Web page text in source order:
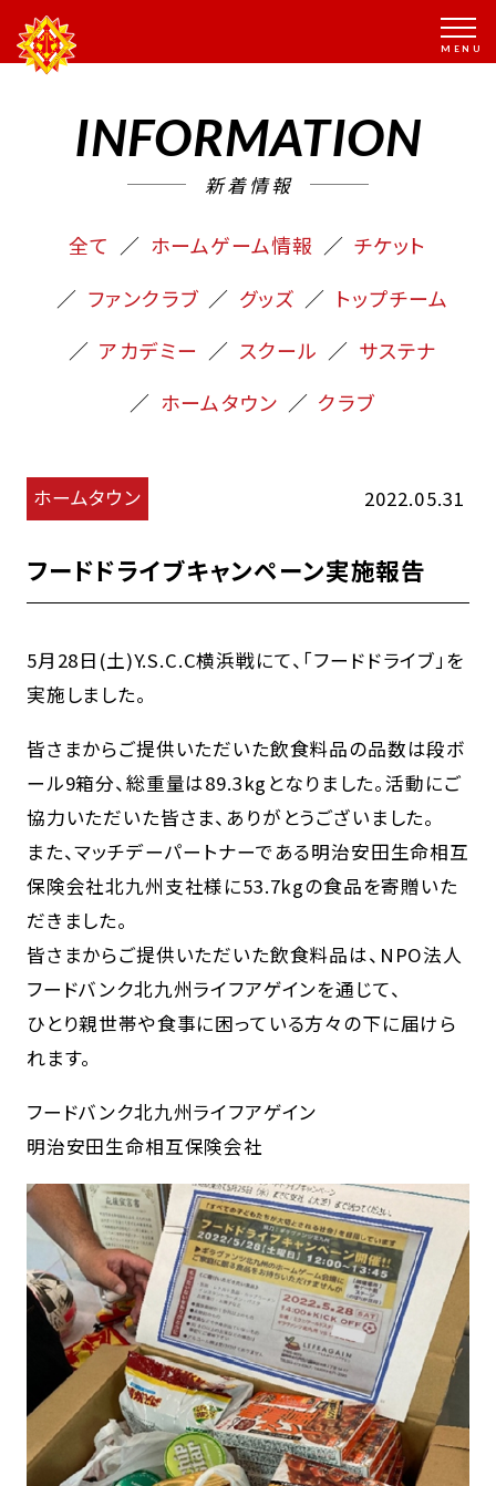
INFORMATION
新着情報
全て ホームゲーム情報
チケット
ファンクラブ
グッズ
トップチーム
アカデミー
スクール
サステナ
ホームタウン
クラブ
ホームタウン 2022.05.31
フードドライブキャンペーン実施報告
5月28日(土)Y.S.C.C横浜戦にて、「フードドライブ」を
実施しました。
皆さまからご提供いただいた飲食料品の品数は段ボ
ール9箱分、総重量は89.3kgとなりました。活動にご
協力いただいた皆さま、ありがとうございました。
また、マッチデーパートナーである明治安田生命相互
保険会社北九州支社様に53.7kgの食品を寄贈いた
だきました。
皆さまからご提供いただいた飲食料品は、NPO法人
フードバンク北九州ライフアゲインを通じて、
ひとり親世帯や食事に困っている方々の下に届けら
れます。
フードバンク北九州ライフアゲイン
明治安田生命相互保険会社